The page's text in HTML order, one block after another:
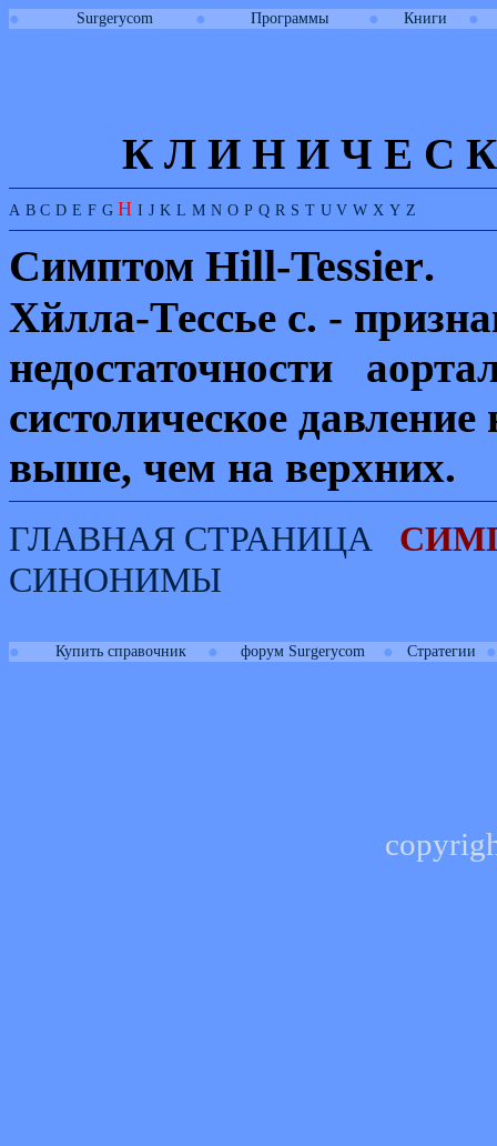
● Surgerycom ● Программы ● Книги ●
К Л И Н И Ч Е С К
A B C D E F G H I J K L M N O P Q R S T U V W X Y Z
Симптом Hill-Tessier.
Хйлла-Тессье с. -
недостаточности
систолическое
выше, чем на верхних.
ГЛАВНАЯ СТРАНИЦА
СИНОНИМЫ
● Купить справочник ● форум Surgerycom ● Стратегии ●